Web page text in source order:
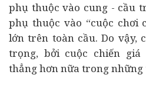
phụ thuộc vào cung - cầu
phụ thuộc vào “cuộc chơi
lớn trên toàn cầu. Do vậy,
trọng, bởi cuộc chiến
thẳng hơn nữa trong những